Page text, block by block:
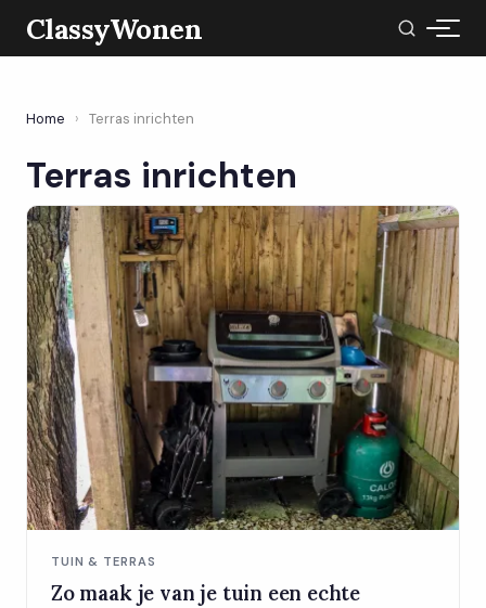
ClassyWonen
Home › Terras inrichten
Terras inrichten
TUIN & TERRAS
Zo maak je van je tuin een echte